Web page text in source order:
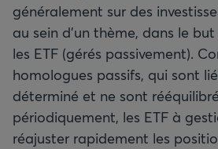
généralement sur des
au sein d’un thème, dans le
les ETF (gérés passivement).
homologues passifs, qui sont
déterminé et ne sont
périodiquement, les ETF à
réajuster rapidement les